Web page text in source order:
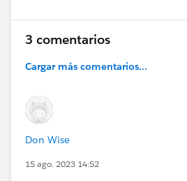
3 comentarios
Cargar más comentarios...
Don Wise
15 ago. 2023 14:52